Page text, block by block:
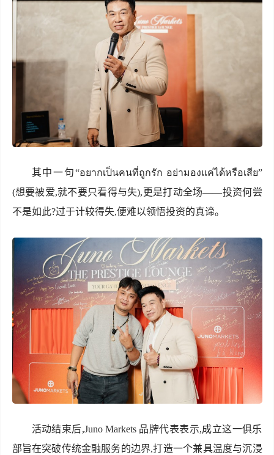
其中一句“อยากเป็นคนที่ถูกรัก อย่ามองแค่ได้หรือเสีย”
(想要被爱,就不要只看得与失),更是打动全场——投资何尝
不是如此?过于计较得失,便难以领悟投资的真谛。
活动结束后,Juno Markets 品牌代表表示,成立这一俱乐
部旨在突破传统金融服务的边界,打造一个兼具温度与沉浸